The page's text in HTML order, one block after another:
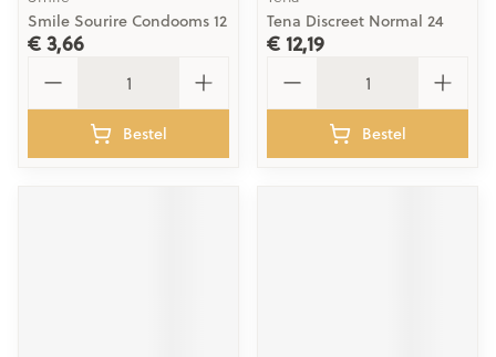
Smile Sourire Condooms 12
€ 3,66
Bestel
Tena Discreet Normal 24
€ 12,19
Bestel